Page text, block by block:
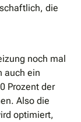
die
noch mal
auch ein
Prozent der
Also die
optimiert,